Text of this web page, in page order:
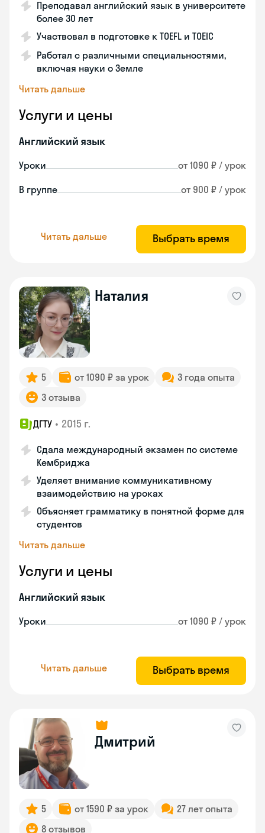
Преподавал английский язык в университете
более 30 лет
Участвовал в подготовке к TOEFL и TOEIC
Работал с различными специальностями,
включая науки о Земле
Читать дальше
Услуги и цены
Английский язык
Уроки от 1090 ₽ / урок
В группе от 900 ₽ / урок
Читать дальше Выбрать время
Наталия
5 от 1090 ₽ за урок
3 года опыта
3 отзыва
ДГТУ • 2015 г.
Сдала международный экзамен по системе
Кембриджа
Уделяет внимание коммуникативному
взаимодействию на уроках
Объясняет грамматику в понятной форме для
студентов
Читать дальше
Услуги и цены
Английский язык
Уроки от 1090 ₽ / урок
Читать дальше Выбрать время
Дмитрий
5 от 1590 ₽ за урок
27 лет опыта
8 отзывов